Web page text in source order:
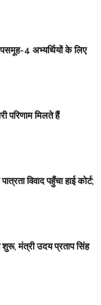
4 अभ्यर्थियों के लिए
परिणाम मिलते हैं
विवाद पहुँचा हाई कोर्ट;
मंत्री उदय प्रताप सिंह